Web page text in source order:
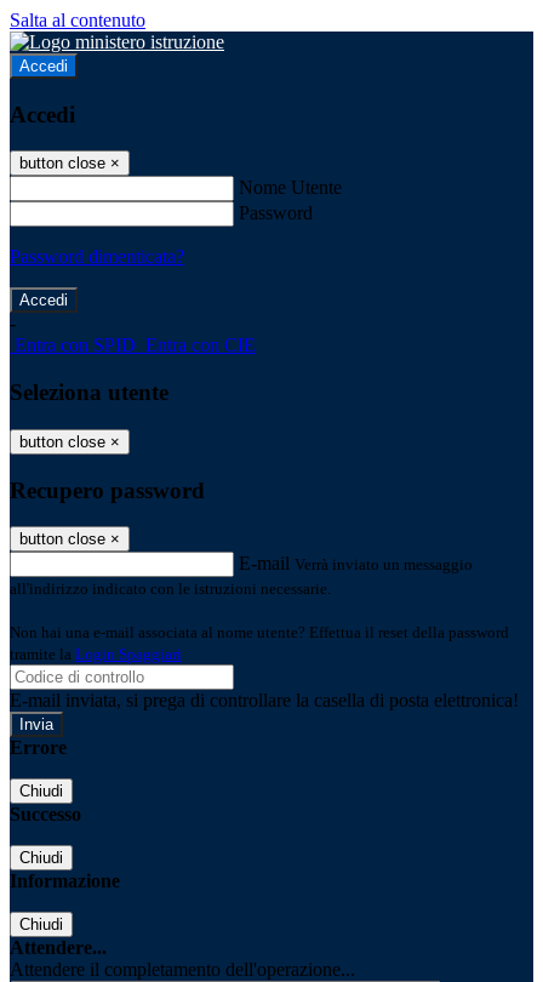
Salta al contenuto
Accedi
Accedi
button close ×
Nome Utente
Password
Password dimenticata?
-
Entra con SPID Entra con CIE
Seleziona utente
button close ×
Recupero password
button close ×
E-mail Verrà inviato un messaggio
all'indirizzo indicato con le istruzioni necessarie.
Non hai una e-mail associata al nome utente? Effettua il reset della password
tramite la Login Spaggiari
E-mail inviata, si prega di controllare la casella di posta elettronica!
Errore
Chiudi
Successo
Chiudi
Informazione
Chiudi
Attendere...
Attendere il completamento dell'operazione...